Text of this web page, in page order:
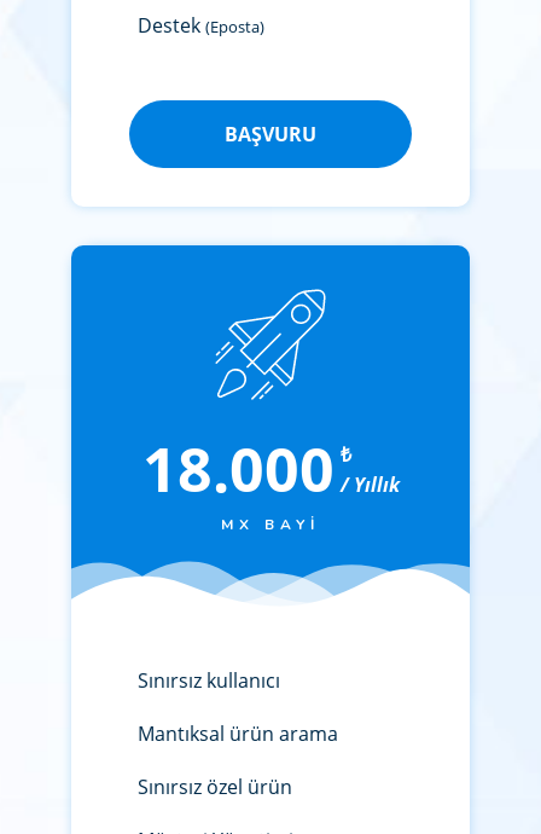
Destek (Eposta)
BAŞVURU
18.000 ₺
/ Yıllık
MX BAYI
Sınırsız kullanıcı
Mantıksal ürün arama
Sınırsız özel ürün